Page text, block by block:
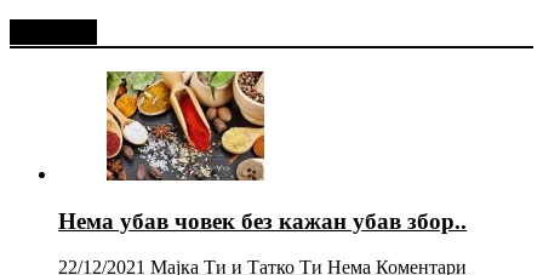
Нема убав човек без кажан убав збор..
22/12/2021 Мајка Ти и Татко Ти Нема Коментари